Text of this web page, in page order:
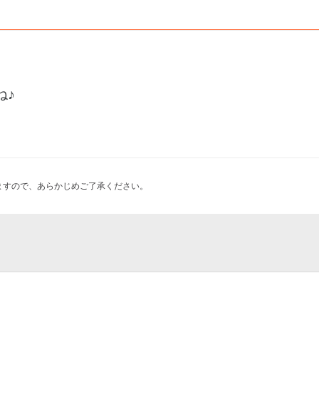
♪
ので、あらかじめご了承ください。
サロンコンサート